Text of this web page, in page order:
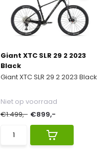
Giant XTC SLR 29 2 2023
Black
Giant XTC SLR 29 2 2023 Black
Niet op voorraad
€1.499,- €899,-